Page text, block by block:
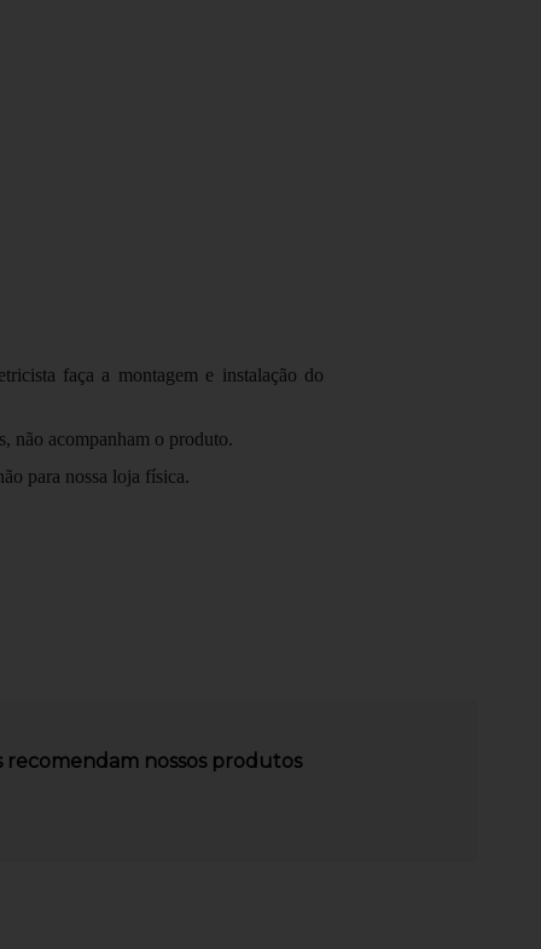
faça a montagem e instalação do
não acompanham o produto.
para nossa loja física.
recomendam nossos produtos